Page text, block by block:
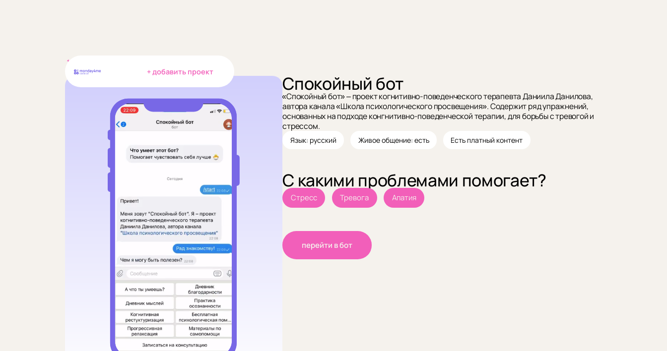
+ добавить проект
← в каталог
Спокойный бот
«Спокойный бот» – проект когнитивно-поведенческого терапевта Даниила Данилова,
автора канала «Школа психологического просвещения». Содержит ряд упражнений,
основанных на подходе конгнитивно-поведенческой терапии, для борьбы с тревогой и
стрессом.
Язык: русский Живое общение: есть Есть платный контент
С какими проблемами помогает?
Стресс Тревога Апатия
перейти в бот